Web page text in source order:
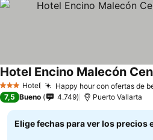
3 Estrellas
Hotel Happy hour con ofertas de
Hotel Encino Malecón
7,5 Bueno 4.749 Puerto Vallarta
Elige fechas para ver los precios